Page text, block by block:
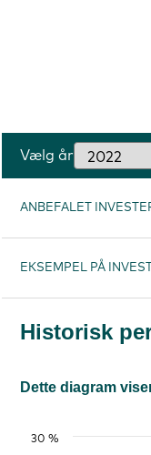
Vælg år
ANBEFALET
EKSEMPEL PÅ
Historisk
Dette diagram
30 %